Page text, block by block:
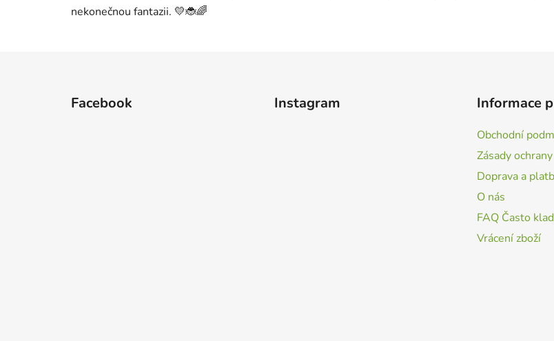
nekonečnou fantazii. 💛🐞🌈
Facebook Instagram Informace
Obchodní
Zásady
Doprava a
O nás
FAQ Často
Vrácení zboží